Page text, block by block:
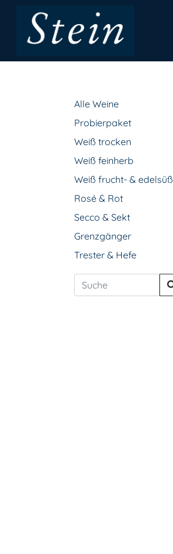
Alle Weine
Probierpaket
Weiß trocken
Weiß feinherb
Weiß frucht- & edelsüß
Rosé & Rot
Secco & Sekt
Grenzgänger
Trester & Hefe